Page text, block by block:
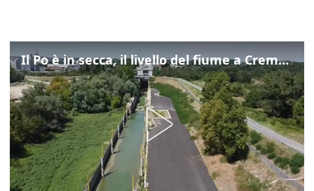
Il Po è in secca, il livello del fiume a Cremona visto dall'alto